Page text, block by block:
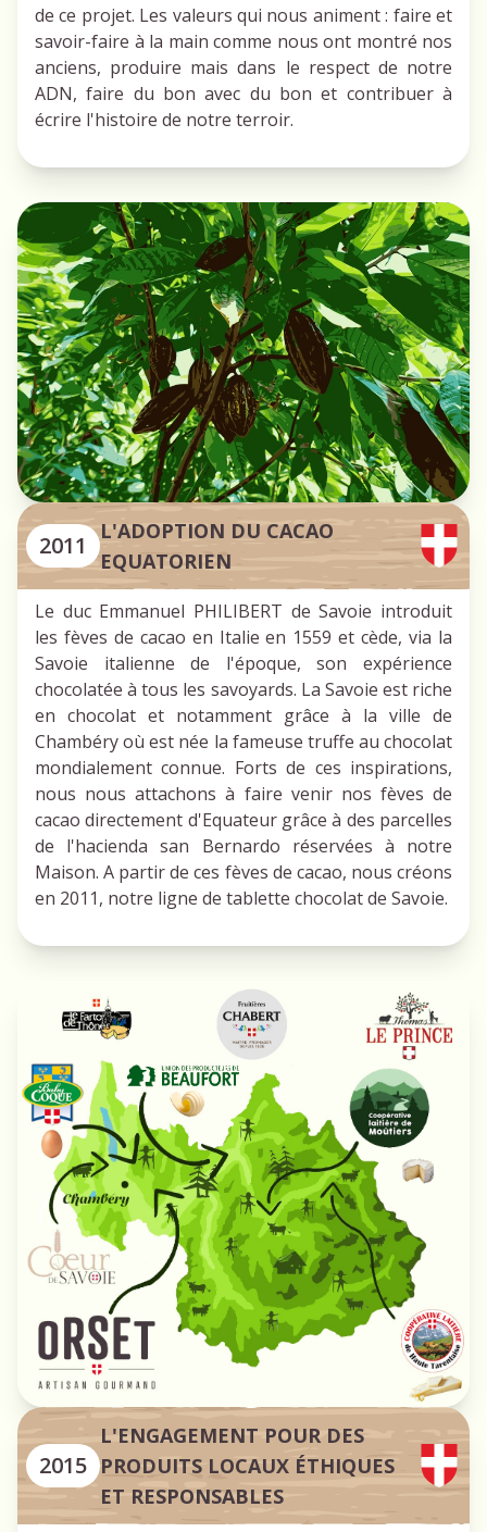
de ce projet. Les valeurs qui nous animent : faire et
savoir-faire à la main comme nous ont montré nos
anciens, produire mais dans le respect de notre
ADN, faire du bon avec du bon et contribuer à
écrire l'histoire de notre terroir.
2011
L'ADOPTION DU CACAO
EQUATORIEN
Le duc Emmanuel PHILIBERT de Savoie introduit
les fèves de cacao en Italie en 1559 et cède, via la
Savoie italienne de l'époque, son expérience
chocolatée à tous les savoyards. La Savoie est riche
en chocolat et notamment grâce à la ville de
Chambéry où est née la fameuse truffe au chocolat
mondialement connue. Forts de ces inspirations,
nous nous attachons à faire venir nos fèves de
cacao directement d'Equateur grâce à des parcelles
de l'hacienda san Bernardo réservées à notre
Maison. A partir de ces fèves de cacao, nous créons
en 2011, notre ligne de tablette chocolat de Savoie.
2015
L'ENGAGEMENT POUR DES
PRODUITS LOCAUX ÉTHIQUES
ET RESPONSABLES